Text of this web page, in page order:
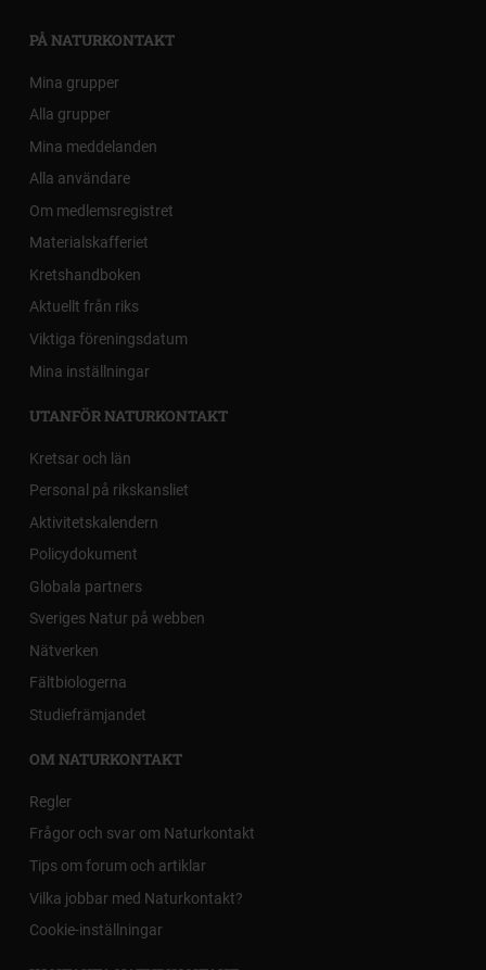
PÅ NATURKONTAKT
Mina grupper
Alla grupper
Mina meddelanden
Alla användare
Om medlemsregistret
Materialskafferiet
Kretshandboken
Aktuellt från riks
Viktiga föreningsdatum
Mina inställningar
UTANFÖR NATURKONTAKT
Kretsar och län
Personal på rikskansliet
Aktivitetskalendern
Policydokument
Globala partners
Sveriges Natur på webben
Nätverken
Fältbiologerna
Studiefrämjandet
OM NATURKONTAKT
Regler
Frågor och svar om Naturkontakt
Tips om forum och artiklar
Vilka jobbar med Naturkontakt?
Cookie-inställningar